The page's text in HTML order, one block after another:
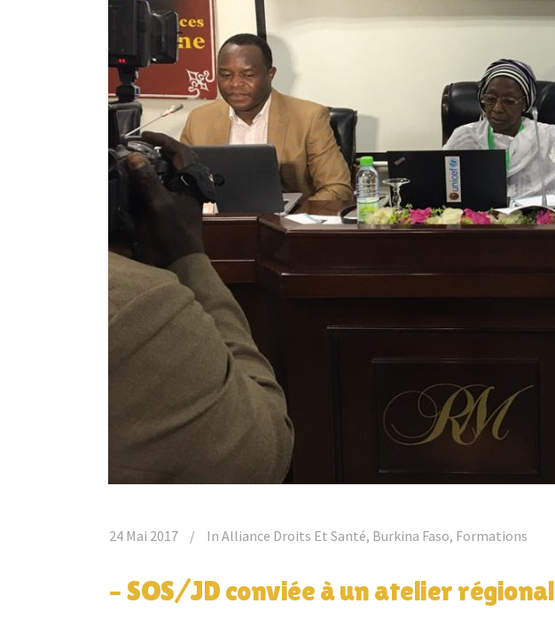
24 Mai 2017 In Alliance Droits Et Santé, Burkina Faso, Formations
– SOS/JD conviée à un atelier